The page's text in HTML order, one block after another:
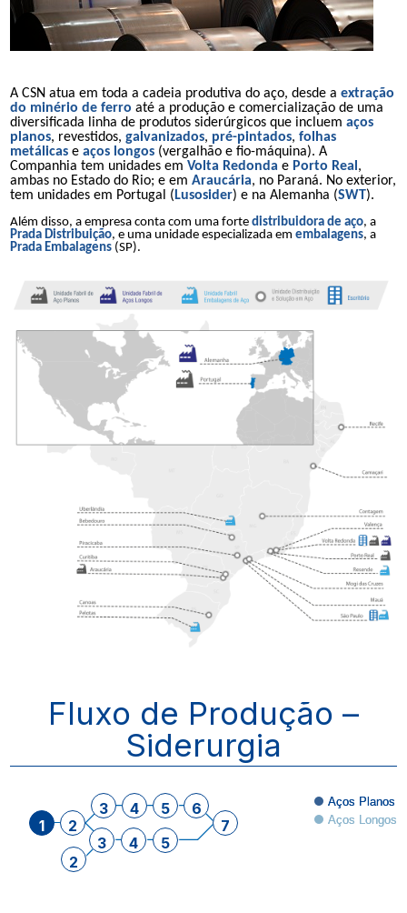
A CSN atua em toda a cadeia produtiva do aço, desde aextração
do minério de ferro até a produção e comercialização de uma
diversificada linha de produtos siderúrgicos que incluemaços
planos, revestidos,galvanizados, pré-pintados,folhas
metálicas eaços longos (vergalhão e fio-máquina). A
Companhia tem unidades emVolta Redonda e Porto Real ,
ambas no Estado do Rio; e emAraucária, no Paraná. No exterior,
tem unidades em Portugal ( Lusosider) e na Alemanha (SWT).
Além disso, a empresa conta com uma fortedistribuidora de aço, a
Prada Distribuição, e uma unidade especializada emembalagens, a
Prada Embalagens (SP).
Fluxo de Produção –
Siderurgia
1 2
3 4 5
6
7
2
3 4 5
Aços Planos
Aços Longos